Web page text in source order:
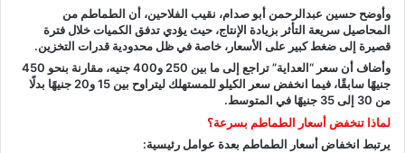
وأوضح حسين عبدالرحمن أبو صدام، نقيب الفلاحين، أن الطماطم من
المحاصيل سريعة التأثر بزيادة الإنتاج، حيث يؤدي تدفق الكميات خلال فترة
قصيرة إلى ضغط كبير على الأسعار، خاصة في ظل محدودية قدرات التخزين.
وأضاف أن سعر “العداية” تراجع إلى ما بين 250 و400 جنيه، مقارنة بنحو 450
جنيهًا سابقًا، فيما انخفض سعر الكيلو للمستهلك ليتراوح بين 15 و20 جنيهًا بدلًا
من 30 إلى 35 جنيهًا في المتوسط.
لماذا تنخفض أسعار الطماطم بسرعة؟
يرتبط انخفاض أسعار الطماطم بعدة عوامل رئيسية: